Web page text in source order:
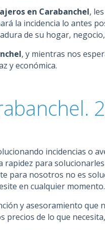
en Carabanchel,
la incidencia lo antes
de su hogar,
, y mientras nos
y económica.
incidencias o
para
para nosotros no es
en cualquier momento.
y asesoramiento que
precios de lo que